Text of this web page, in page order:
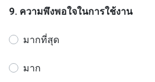
9. ความพึงพอใจในการใช้งาน
มากที่สุด
มาก